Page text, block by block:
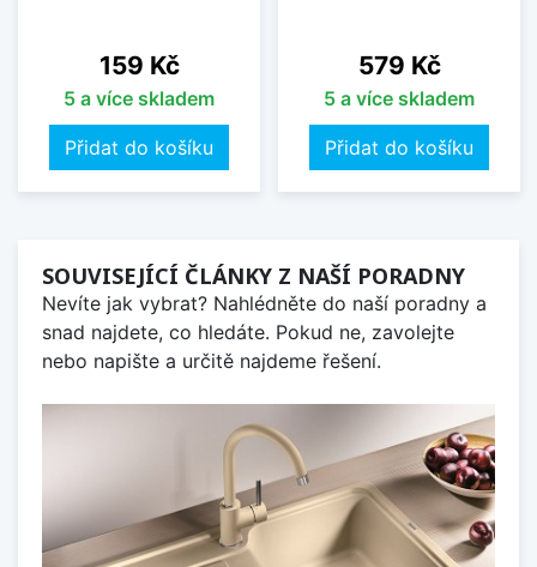
Cena
159 Kč
5 a více skladem
Přidat do košíku
Cena
579 Kč
5 a více skladem
Přidat do košíku
SOUVISEJÍCÍ ČLÁNKY Z NAŠÍ PORADNY
Nevíte jak vybrat? Nahlédněte do naší poradny a
snad najdete, co hledáte. Pokud ne, zavolejte
nebo napište a určitě najdeme řešení.